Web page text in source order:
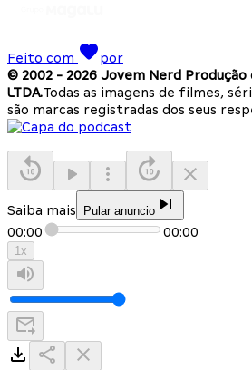
Feito com
por
© 2002 - 2026 Jovem Nerd Produção
LTDA.Todas as imagens de filmes,
são marcas registradas dos seus
Saiba mais Pular anuncio
00:00 00:00
1x